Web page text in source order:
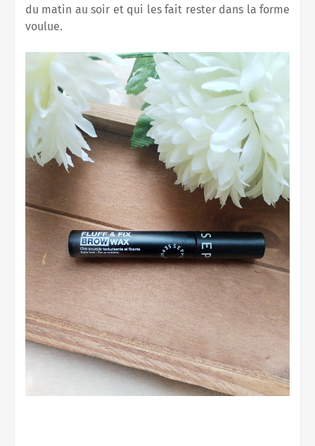
du matin au soir et qui les fait rester dans la forme
voulue.